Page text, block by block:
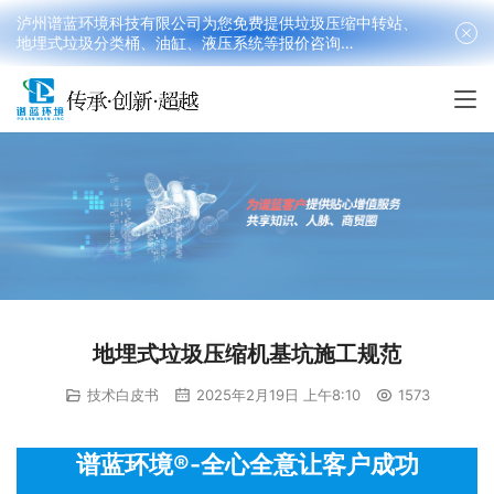
地埋式垃圾压缩机基坑施工规范
技术白皮书 2025年2月19日 上午8:10 1573
谱蓝环境®-全心全意让客户成功
泸州谱蓝环境科技有限公司为您免费提供垃圾压缩中转站、
地埋式垃圾分类桶、油缸、液压系统等报价咨询
18090199016(韩先生）